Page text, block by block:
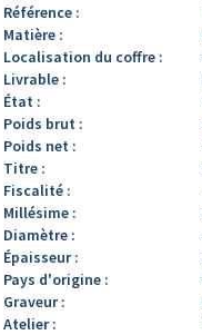
Référence :
Matière :
Localisation du coffre :
Livrable :
État :
Poids brut :
Poids net :
Titre :
Fiscalité :
Millésime :
Diamètre :
Épaisseur :
Pays d'origine :
Graveur :
Atelier :